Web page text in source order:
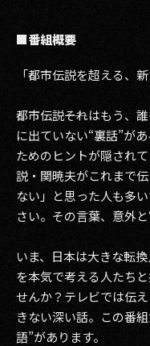
■番組概要
「都市伝説を超える、
都市伝説――それはもう、
に出ていない“裏話”が
ためのヒントが隠され
説・関暁夫がこれまで
ない」と思った人も多
さい。その言葉、意外
いま、日本は大きな転
を本気で考える人たち
せんか？テレビでは伝
きない深い話。この番
語”があります。